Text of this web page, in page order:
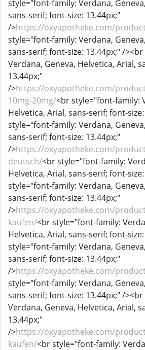
style="font-family: Verdana,
sans-serif; font-size: 13.44px;"
/>https://oxyapotheke.com/
style="font-family: Verdana,
sans-serif; font-size: 13.44px;" /
Verdana, Geneva, Helvetica, Arial,
13.44px;"
/>https://oxyapotheke.com/
10mg-20mg/<br style="font-family:
Helvetica, Arial, sans-serif; font-
style="font-family: Verdana,
sans-serif; font-size: 13.44px;"
/>https://oxyapotheke.com/
deutsch/<br style="font-family:
Helvetica, Arial, sans-serif; font-
style="font-family: Verdana,
sans-serif; font-size: 13.44px;"
/>https://oxyapotheke.com/
kaufen/<br style="font-family:
Helvetica, Arial, sans-serif; font-
style="font-family: Verdana,
sans-serif; font-size: 13.44px;"
/>https://oxyapotheke.com/
style="font-family: Verdana,
sans-serif; font-size: 13.44px;" /
Verdana, Geneva, Helvetica, Arial,
13.44px;"
/>https://oxyapotheke.com/
kaufen/<br style="font-family: